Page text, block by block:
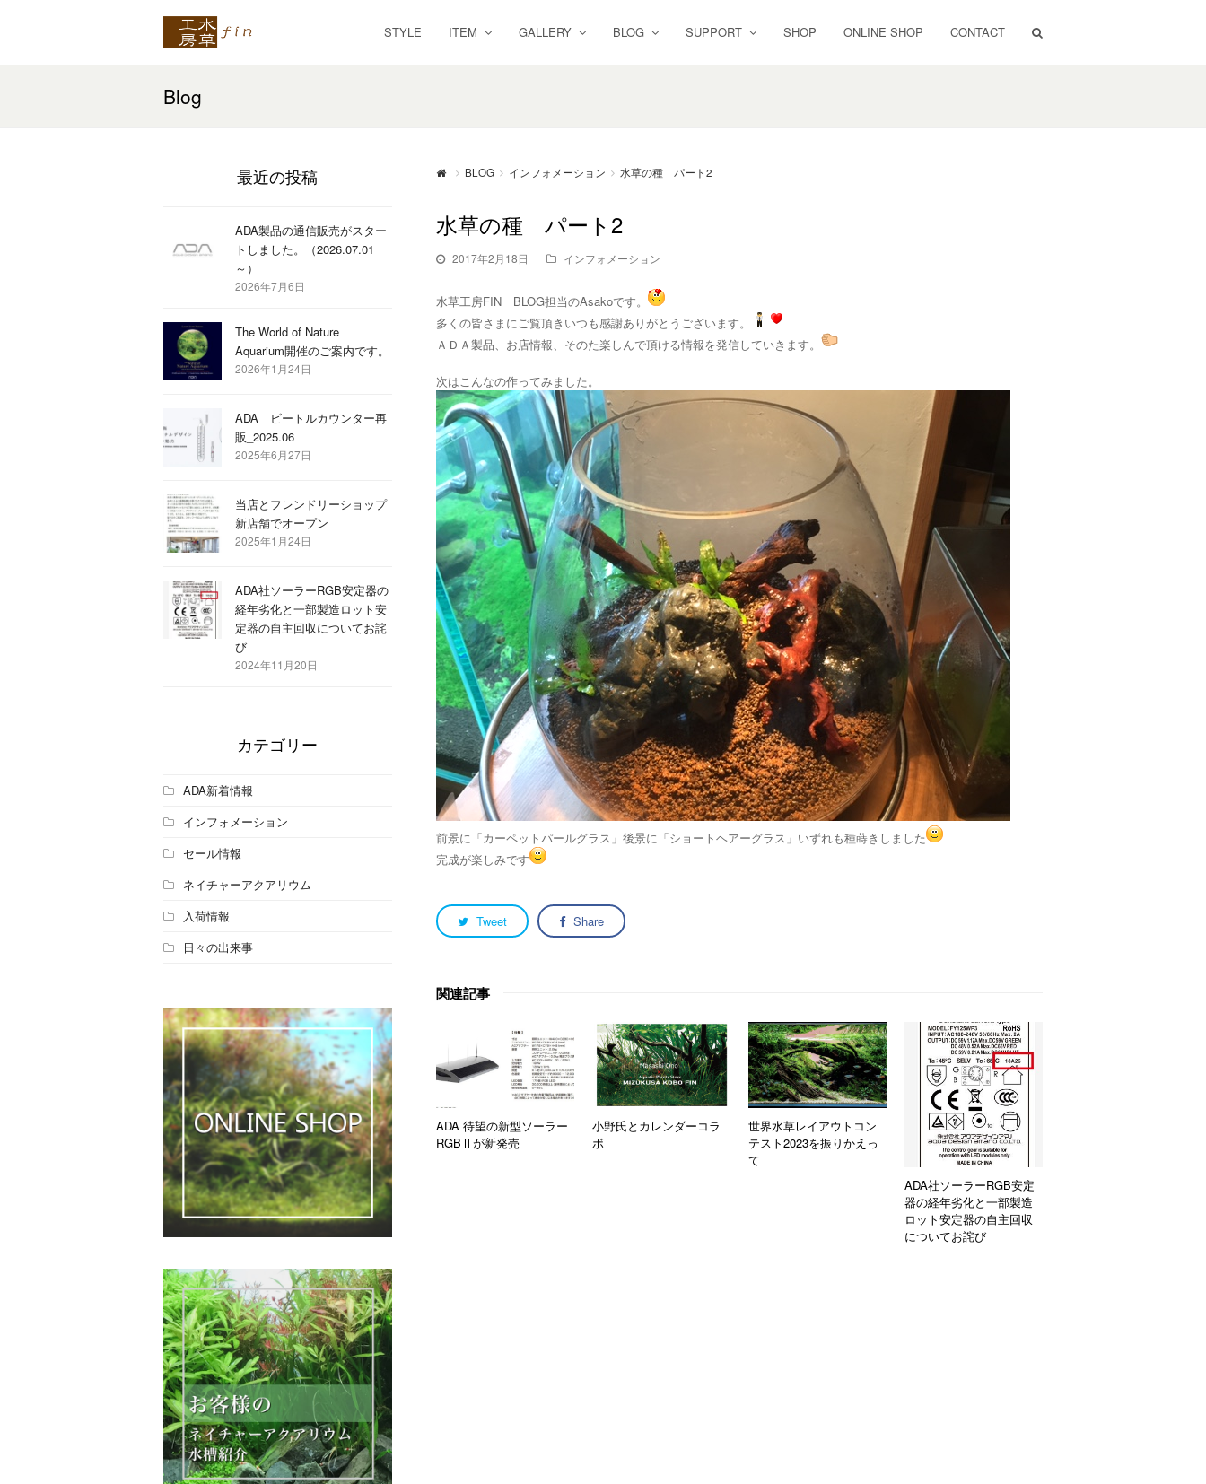
STYLE ITEM GALLERY BLOG SUPPORT SHOP ONLINE SHOP CONTACT
Blog
BLOG インフォメーション 水草の種 パート2
水草の種 パート2
2017年2月18日 インフォメーション
水草工房FIN BLOG担当のAsakoです。
多くの皆さまにご覧頂きいつも感謝ありがとうございます。
ＡＤＡ製品、お店情報、そのた楽しんで頂ける情報を発信していきます。
次はこんなの作ってみました。
前景に「カーペットパールグラス」後景に「ショートヘアーグラス」いずれも種蒔きしました
完成が楽しみです
Tweet Share
関連記事
ADA 待望の新型ソーラー
RGBⅡが新発売
小野氏とカレンダーコラ
ボ
世界水草レイアウトコン
テスト2023を振りかえっ
て
ADA社ソーラーRGB安定
器の経年劣化と一部製造
ロット安定器の自主回収
についてお詫び
最近の投稿
ADA製品の通信販売がスター
トしました。（2026.07.01
～）
2026年7月6日
The World of Nature
Aquarium開催のご案内です。
2026年1月24日
ADA ビートルカウンター再
販_2025.06
2025年6月27日
当店とフレンドリーショップ
新店舗でオープン
2025年1月24日
ADA社ソーラーRGB安定器の
経年劣化と一部製造ロット安
定器の自主回収についてお詫
び
2024年11月20日
カテゴリー
ADA新着情報
インフォメーション
セール情報
ネイチャーアクアリウム
入荷情報
日々の出来事